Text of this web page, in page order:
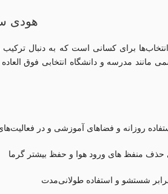
هودی
انتخاب‌ها برای کسانی است که به دنبال
مدرسه و دانشگاه انتخابی فوق
روزانه و فضاهای آموزشی و در
منفظ های ورود هوا و حفظ بیشتر گرما
شستشو و استفاده طولانی‌مدت